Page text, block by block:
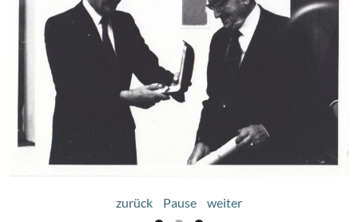
zurück Pause weiter